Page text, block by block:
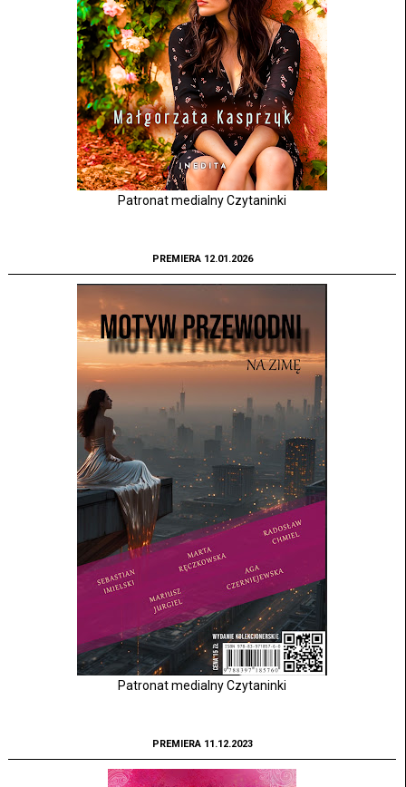
Patronat medialny Czytaninki
PREMIERA 12.01.2026
Patronat medialny Czytaninki
PREMIERA 11.12.2023